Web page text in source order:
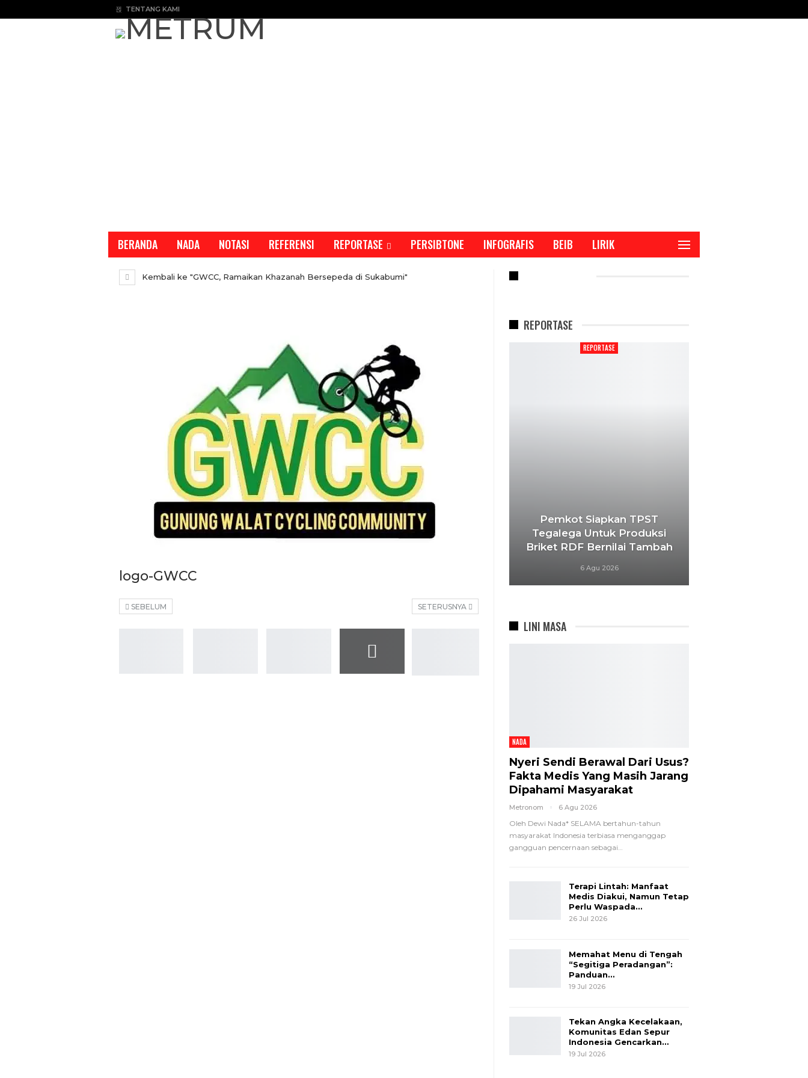
TENTANG KAMI
BERANDA NADA NOTASI REFERENSI REPORTASE PERSIBTONE INFOGRAFIS BEIB LIRIK
Kembali ke "GWCC, Ramaikan Khazanah Bersepeda di Sukabumi"
logo-GWCC
SETERUSNYA
SEBELUM
REPORTASE
REPORTASE
Pemkot Siapkan TPST
Tegalega Untuk Produksi
Briket RDF Bernilai Tambah
6 Agu 2026
LINI MASA
NADA
Nyeri Sendi Berawal Dari Usus?
Fakta Medis Yang Masih Jarang
Dipahami Masyarakat
Metronom 6 Agu 2026
Oleh Dewi Nada* SELAMA bertahun-tahun
masyarakat Indonesia terbiasa menganggap
gangguan pencernaan sebagai…
Terapi Lintah: Manfaat
Medis Diakui, Namun Tetap
Perlu Waspada…
26 Jul 2026
Memahat Menu di Tengah
“Segitiga Peradangan”:
Panduan…
19 Jul 2026
Tekan Angka Kecelakaan,
Komunitas Edan Sepur
Indonesia Gencarkan…
19 Jul 2026